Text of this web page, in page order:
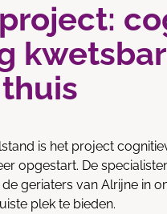
is het project
opgestart. De
geriaters van Alrijne in
plek te bieden.